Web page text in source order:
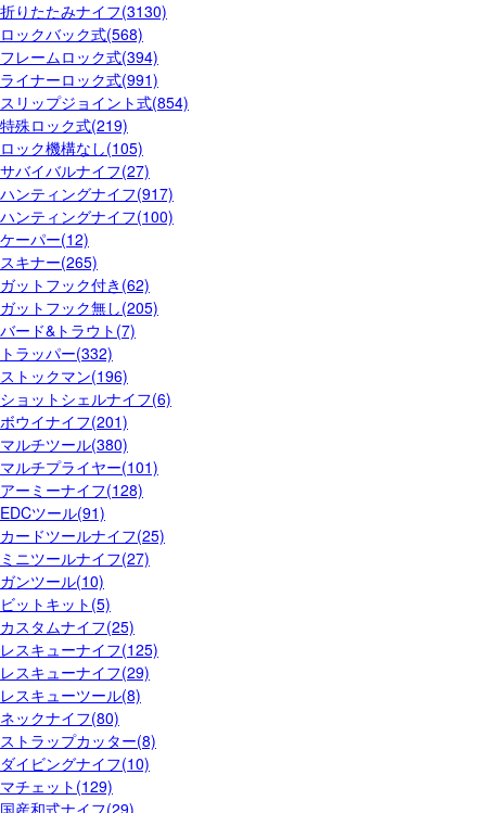
折りたたみナイフ(3130)
ロックバック式(568)
フレームロック式(394)
ライナーロック式(991)
スリップジョイント式(854)
特殊ロック式(219)
ロック機構なし(105)
サバイバルナイフ(27)
ハンティングナイフ(917)
ハンティングナイフ(100)
ケーパー(12)
スキナー(265)
ガットフック付き(62)
ガットフック無し(205)
バード&トラウト(7)
トラッパー(332)
ストックマン(196)
ショットシェルナイフ(6)
ボウイナイフ(201)
マルチツール(380)
マルチプライヤー(101)
アーミーナイフ(128)
EDCツール(91)
カードツールナイフ(25)
ミニツールナイフ(27)
ガンツール(10)
ビットキット(5)
カスタムナイフ(25)
レスキューナイフ(125)
レスキューナイフ(29)
レスキューツール(8)
ネックナイフ(80)
ストラップカッター(8)
ダイビングナイフ(10)
マチェット(129)